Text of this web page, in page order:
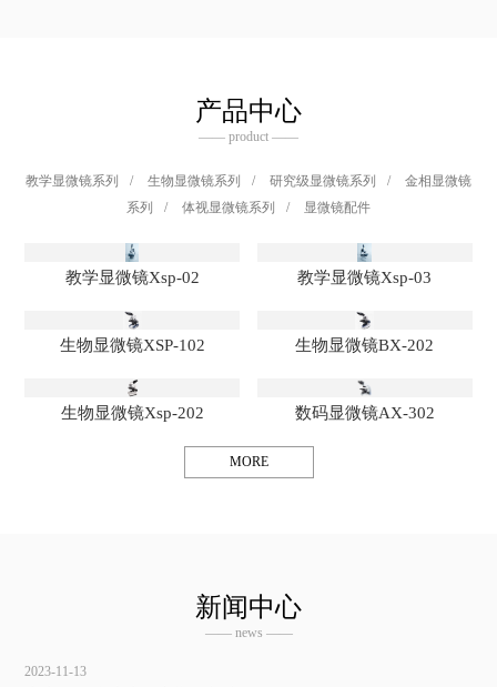
产品中心
—— product ——
教学显微镜系列 / 生物显微镜系列 / 研究级显微镜系列 /
金相显微镜
系列
/ 体视显微镜系列 / 显微镜配件
教学显微镜Xsp-02 教学显微镜Xsp-03
生物显微镜XSP-102 生物显微镜BX-202
生物显微镜Xsp-202 数码显微镜AX-302
MORE
新闻中心
—— news ——
2023-11-13